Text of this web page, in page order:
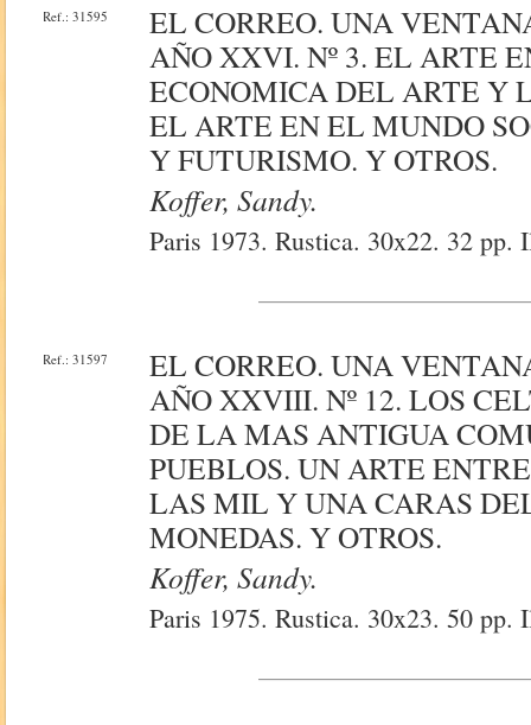
Ref.: 31595
EL CORREO. UNA
AÑO XXVI. Nº 3. EL ARTE
ECONOMICA DEL ARTE Y
EL ARTE EN EL MUNDO
Y FUTURISMO. Y OTROS.
Koffer, Sandy.
Paris 1973. Rustica. 30x22. 32 pp.
Ref.: 31597
EL CORREO. UNA
AÑO XXVIII. Nº 12. LOS
DE LA MAS ANTIGUA
PUEBLOS. UN ARTE
LAS MIL Y UNA CARAS
MONEDAS. Y OTROS.
Koffer, Sandy.
Paris 1975. Rustica. 30x23. 50 pp.